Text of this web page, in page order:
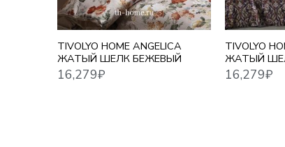
TIVOLYO HOME ANGELICA
ЖАТЫЙ ШЕЛК БЕЖЕВЫЙ
TIVOLYO
ЖАТЫЙ